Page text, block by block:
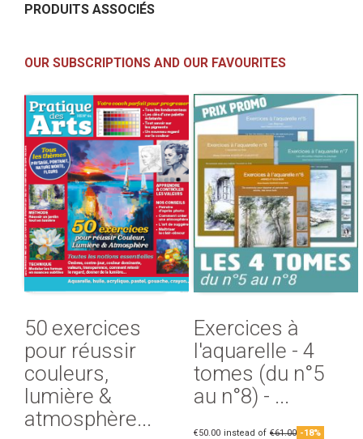
PRODUITS ASSOCIÉS
OUR SUBSCRIPTIONS AND OUR FAVOURITES
50 exercices
pour réussir
couleurs,
lumière &
atmosphère...
Exercices à
l'aquarelle - 4
tomes (du n°5
au n°8) - ...
€50.00 instead of €61.00 -18%